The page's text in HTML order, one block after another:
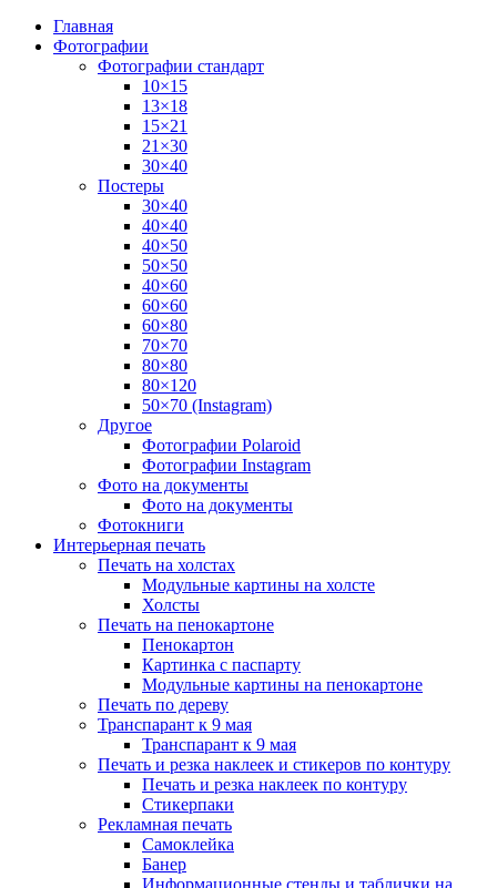
Главная
Фотографии
Фотографии стандарт
10×15
13×18
15×21
21×30
30×40
Постеры
30×40
40×40
40×50
50×50
40×60
60×60
60×80
70×70
80×80
80×120
50×70 (Instagram)
Другое
Фотографии Polaroid
Фотографии Instagram
Фото на документы
Фото на документы
Фотокниги
Интерьерная печать
Печать на холстах
Модульные картины на холсте
Холсты
Печать на пенокартоне
Пенокартон
Картинка с паспарту
Модульные картины на пенокартоне
Печать по дереву
Транспарант к 9 мая
Транспарант к 9 мая
Печать и резка наклеек и стикеров по контуру
Печать и резка наклеек по контуру
Стикерпаки
Рекламная печать
Самоклейка
Банер
Информационные стенды и таблички на